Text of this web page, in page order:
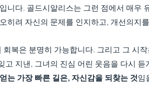
니다. 골드시알리스는 그런 점에서 매우
히려 자신의 문제를 인지하고, 개선의지
복은 분명히 가능합니다. 그리고 그 시작
고 지낸, 그녀의 진심 어린 웃음을 다시
는 가장 빠른 길은, 자신감을 되찾는 것임